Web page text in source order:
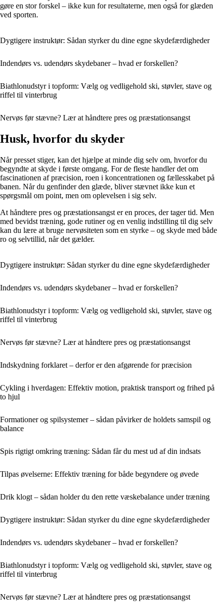
gøre en stor forskel – ikke kun for resultaterne, men også for glæden
ved sporten.
Dygtigere instruktør: Sådan styrker du dine egne skydefærdigheder
Indendørs vs. udendørs skydebaner – hvad er forskellen?
Biathlonudstyr i topform: Vælg og vedligehold ski, støvler, stave og
riffel til vinterbrug
Nervøs før stævne? Lær at håndtere pres og præstationsangst
Husk, hvorfor du skyder
Når presset stiger, kan det hjælpe at minde dig selv om, hvorfor du
begyndte at skyde i første omgang. For de fleste handler det om
fascinationen af præcision, roen i koncentrationen og fællesskabet på
banen. Når du genfinder den glæde, bliver stævnet ikke kun et
spørgsmål om point, men om oplevelsen i sig selv.
At håndtere pres og præstationsangst er en proces, der tager tid. Men
med bevidst træning, gode rutiner og en venlig indstilling til dig selv
kan du lære at bruge nervøsiteten som en styrke – og skyde med både
ro og selvtillid, når det gælder.
Dygtigere instruktør: Sådan styrker du dine egne skydefærdigheder
Indendørs vs. udendørs skydebaner – hvad er forskellen?
Biathlonudstyr i topform: Vælg og vedligehold ski, støvler, stave og
riffel til vinterbrug
Nervøs før stævne? Lær at håndtere pres og præstationsangst
Indskydning forklaret – derfor er den afgørende for præcision
Cykling i hverdagen: Effektiv motion, praktisk transport og frihed på
to hjul
Formationer og spilsystemer – sådan påvirker de holdets samspil og
balance
Spis rigtigt omkring træning: Sådan får du mest ud af din indsats
Tilpas øvelserne: Effektiv træning for både begyndere og øvede
Drik klogt – sådan holder du den rette væskebalance under træning
Dygtigere instruktør: Sådan styrker du dine egne skydefærdigheder
Indendørs vs. udendørs skydebaner – hvad er forskellen?
Biathlonudstyr i topform: Vælg og vedligehold ski, støvler, stave og
riffel til vinterbrug
Nervøs før stævne? Lær at håndtere pres og præstationsangst